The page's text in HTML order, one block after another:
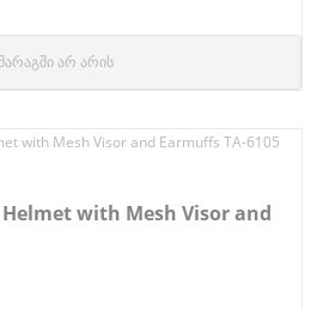
მარაგში არ არის
with Mesh Visor and